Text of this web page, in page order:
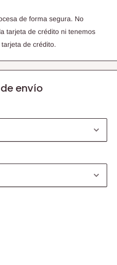
de forma segura. No
tarjeta de crédito ni tenemos
de crédito.
envío